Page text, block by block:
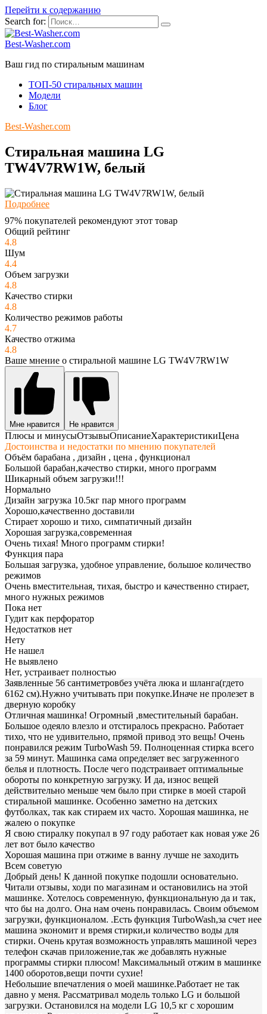
Перейти к содержанию
Search for:
Best-Washer.com
Ваш гид по стиральным машинам
ТОП-50 стиральных машин
Модели
Блог
Best-Washer.com
Стиральная машина LG
TW4V7RW1W, белый
Подробнее
97% покупателей рекомендуют этот товар
Общий рейтинг
4.8
Шум
4.4
Объем загрузки
4.8
Качество стирки
4.8
Количество режимов работы
4.7
Качество отжима
4.8
Ваше мнение о стиральной машине LG TW4V7RW1W
Мне нравится Не нравится
Плюсы и минусыОтзывыОписаниеХарактеристикиЦена
Достоинства и недостатки по мнению покупателей
Объём барабана , дизайн , цена , функционал
Большой барабан,качество стирки, много программ
Шикарный объем загрузки!!!
Нормально
Дизайн загрузка 10.5кг пар много программ
Хорошо,качественно доставили
Стирает хорошо и тихо, симпатичный дизайн
Хорошая загрузка,современная
Очень тихая! Много программ стирки!
Функция пара
Большая загрузка, удобное управление, большое количество
режимов
Очень вместительная, тихая, быстро и качественно стирает,
много нужных режимов
Пока нет
Гудит как перфоратор
Недостатков нет
Нету
Не нашел
Не выявлено
Нет, устраивает полностью
Заявленные 56 сантиметровбез учёта люка и шланга(гдето
6162 см).Нужно учитывать при покупке.Иначе не пролезет в
дверную коробку
Отличная машинка! Огромный ,вместительный барабан.
Большое одеяло влезло и отстиралось прекрасно. Работает
тихо, что не удивительно, прямой привод это вещь! Очень
понравился режим TurboWash 59. Полноценная стирка всего
за 59 минут. Машинка сама определяет вес загруженного
белья и плотность. После чего подстраивает оптимальные
обороты по конкретную загрузку. И да, износ вещей
действительно меньше чем было при стирке в моей старой
стиральной машинке. Особенно заметно на детских
футболках, так как стираем их часто. Хорошая машинка, не
жалею о покупке
Я свою стиралку покупал в 97 году работает как новая уже 26
лет вот было качество
Хорошая машина при отжиме в ванну лучше не заходить
Всем советую
Добрый день! К данной покупке подошли основательно.
Читали отзывы, ходи по магазинам и остановились на этой
машинке. Хотелось современную, функциональную да и так,
что бы на долго. Она нам очень понравилась. Своим объемом
загрузки, функционалом. .Есть функция TurboWash,за счет нее
машина экономит и время стирки,и количество воды для
стирки. Очень крутая возможность управлять машиной через
телефон скачав приложение,так же добавлять нужные
программы стирки плюсом! Максимальный отжим в машинке
1400 оборотов,вещи почти сухие!
Небольшие впечатления о моей машинке.Работает не так
давно у меня. Рассматривал модель только LG и большой
загрузки. Остановился на модели LG 10,5 кг с хорошим